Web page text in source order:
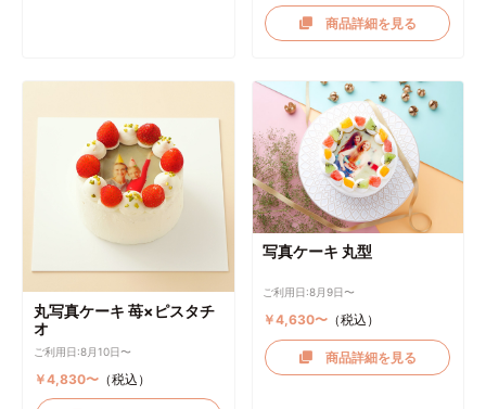
商品詳細を見る
丸写真ケーキ 苺×ピスタチ
オ
ご利用日:8月10日〜
￥4,830〜（税込）
写真ケーキ 丸型
ご利用日:8月9日〜
￥4,630〜 （税込）
商品詳細を見る